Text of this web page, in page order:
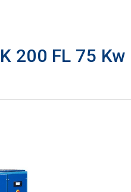
200 FL 75 Kw